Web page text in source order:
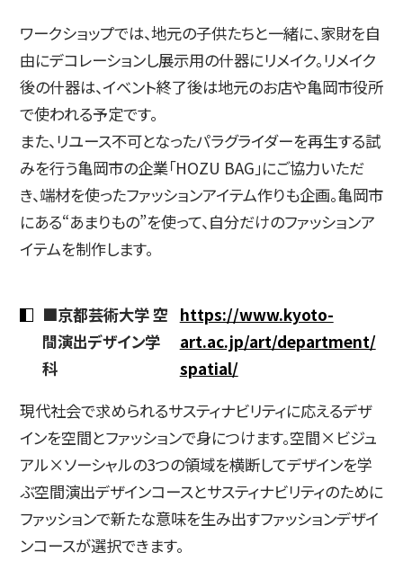
ワークショップでは、地元の子供たちと一緒に、家財を自
由にデコレーションし展示用の什器にリメイク。リメイク
後の什器は、イベント終了後は地元のお店や亀岡市役所
で使われる予定です。
また、リユース不可となったパラグライダーを再生する試
みを行う亀岡市の企業「HOZU BAG」にご協力いただ
き、端材を使ったファッションアイテム作りも企画。亀岡市
にある“あまりもの”を使って、自分だけのファッションア
イテムを制作します。
■京都芸術大学 空
間演出デザイン学
科
https://www.kyoto-
art.ac.jp/art/department/
spatial/
現代社会で求められるサスティナビリティに応えるデザ
インを空間とファッションで身につけます。空間×ビジュ
アル×ソーシャルの3つの領域を横断してデザインを学
ぶ空間演出デザインコースとサスティナビリティのために
ファッションで新たな意味を生み出すファッションデザイ
ンコースが選択できます。